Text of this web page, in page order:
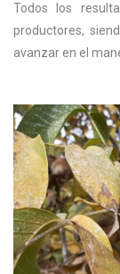
Todos los
productores,
avanzar en el